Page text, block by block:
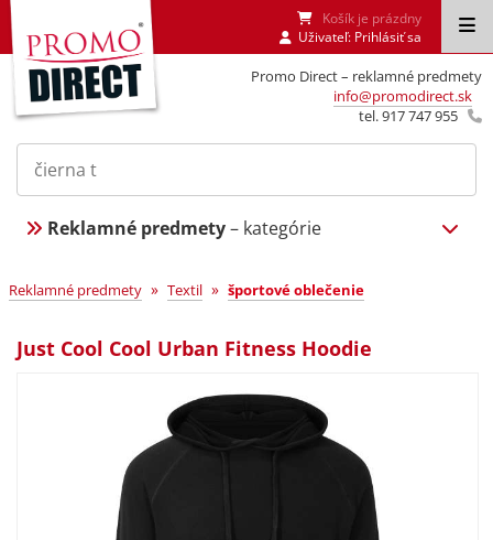
Promo Direct – reklamné predmety
info@promodirect.sk
tel. 917 747 955
Košík je prázdny
Uživateľ: Prihlásiť sa
Reklamné predmety– kategórie
Reklamné predmety » Textil » športové oblečenie
Just Cool Cool Urban Fitness Hoodie